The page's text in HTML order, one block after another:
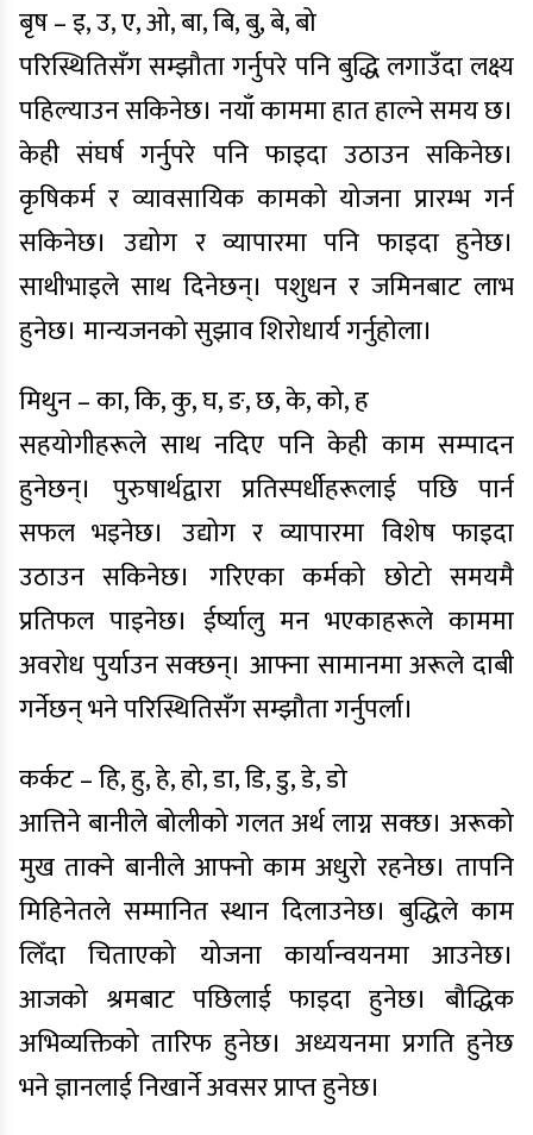
बृष – इ, उ, ए, ओ, बा, बि, बु, बे, बो
परिस्थितिसँग सम्झौता गर्नुपरे पनि बुद्धि लगाउँदा लक्ष्य
पहिल्याउन सकिनेछ। नयाँ काममा हात हाल्ने समय छ।
केही संघर्ष गर्नुपरे पनि फाइदा उठाउन सकिनेछ।
कृषिकर्म र व्यावसायिक कामको योजना प्रारम्भ गर्न
सकिनेछ। उद्योग र व्यापारमा पनि फाइदा हुनेछ।
साथीभाइले साथ दिनेछन्। पशुधन र जमिनबाट लाभ
हुनेछ। मान्यजनको सुझाव शिरोधार्य गर्नुहोला।
मिथुन – का, कि, कु, घ, ङ, छ, के, को, ह
सहयोगीहरूले साथ नदिए पनि केही काम सम्पादन
हुनेछन्। पुरुषार्थद्वारा प्रतिस्पर्धीहरूलाई पछि पार्न
सफल भइनेछ। उद्योग र व्यापारमा विशेष फाइदा
उठाउन सकिनेछ। गरिएका कर्मको छोटो समयमै
प्रतिफल पाइनेछ। ईर्ष्यालु मन भएकाहरूले काममा
अवरोध पुर्याउन सक्छन्। आफ्ना सामानमा अरूले दाबी
गर्नेछन् भने परिस्थितिसँग सम्झौता गर्नुपर्ला।
कर्कट – हि, हु, हे, हो, डा, डि, डु, डे, डो
आत्तिने बानीले बोलीको गलत अर्थ लाग्न सक्छ। अरूको
मुख ताक्ने बानीले आफ्नो काम अधुरो रहनेछ। तापनि
मिहिनेतले सम्मानित स्थान दिलाउनेछ। बुद्धिले काम
लिँदा चिताएको योजना कार्यान्वयनमा आउनेछ।
आजको श्रमबाट पछिलाई फाइदा हुनेछ। बौद्धिक
अभिव्यक्तिको तारिफ हुनेछ। अध्ययनमा प्रगति हुनेछ
भने ज्ञानलाई निखार्ने अवसर प्राप्त हुनेछ।